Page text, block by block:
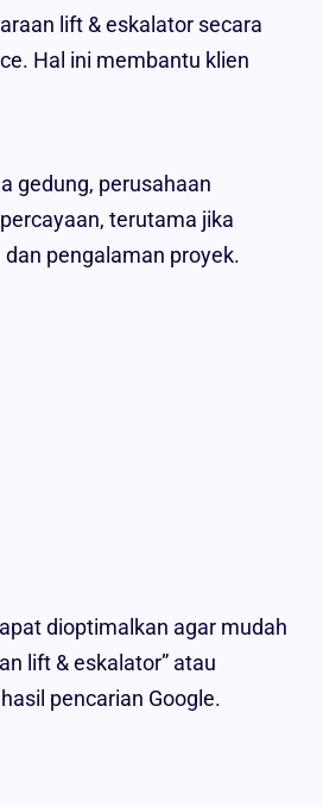
lift & eskalator secara
Hal ini membantu klien
gedung, perusahaan
terutama jika
pengalaman proyek.
dioptimalkan agar mudah
lift & eskalator” atau
pencarian Google.